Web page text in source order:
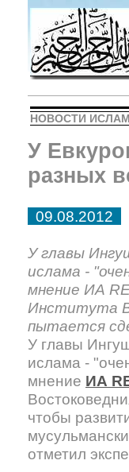
НОВОСТИ
У
разных
09.08.2012
У главы
ислама -
мнение ИА
Института
пытается
У главы
ислама -
мнение ИА
чтобы
отметил